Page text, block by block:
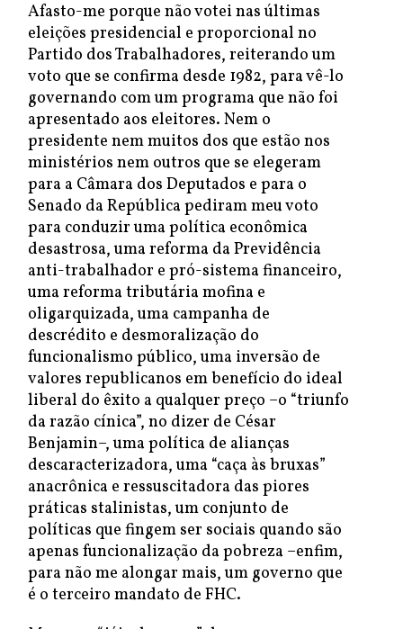
Afasto-me porque não votei nas últimas
eleições presidencial e proporcional no
Partido dos Trabalhadores, reiterando um
voto que se confirma desde 1982, para vê-lo
governando com um programa que não foi
apresentado aos eleitores. Nem o
presidente nem muitos dos que estão nos
ministérios nem outros que se elegeram
para a Câmara dos Deputados e para o
Senado da República pediram meu voto
para conduzir uma política econômica
desastrosa, uma reforma da Previdência
anti-trabalhador e pró-sistema financeiro,
uma reforma tributária mofina e
oligarquizada, uma campanha de
descrédito e desmoralização do
funcionalismo público, uma inversão de
valores republicanos em benefício do ideal
liberal do êxito a qualquer preço –o “triunfo
da razão cínica”, no dizer de César
Benjamin–, uma política de alianças
descaracterizadora, uma “caça às bruxas”
anacrônica e ressuscitadora das piores
práticas stalinistas, um conjunto de
políticas que fingem ser sociais quando são
apenas funcionalização da pobreza –enfim,
para não me alongar mais, um governo que
é o terceiro mandato de FHC.